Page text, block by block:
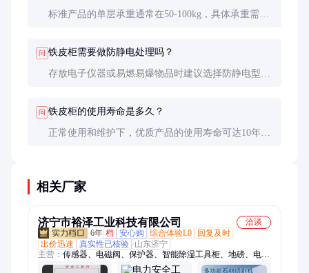
标准产品的单层承重通常在50-100kg，具体承重需查
问 铁皮柜需要做防静电处理吗？
存放电子仪器或易燃易爆物品时建议选择防静电型，
问 铁皮柜的使用寿命是多久？
正常使用和维护下，优质产品的使用寿命可达10年以
相关厂家
济宁市裕泽工业科技有限公司
洽谈
6年 档 安心购 综合体验L0
回复及时
出价迅速
真实性已核验
山东济宁
主营： 传感器、电磁阀、保护器、智能除湿工具柜、地磅、电动
脚手架、装载机电子秤、机械抓手、砌筑升降平台、光伏板升降